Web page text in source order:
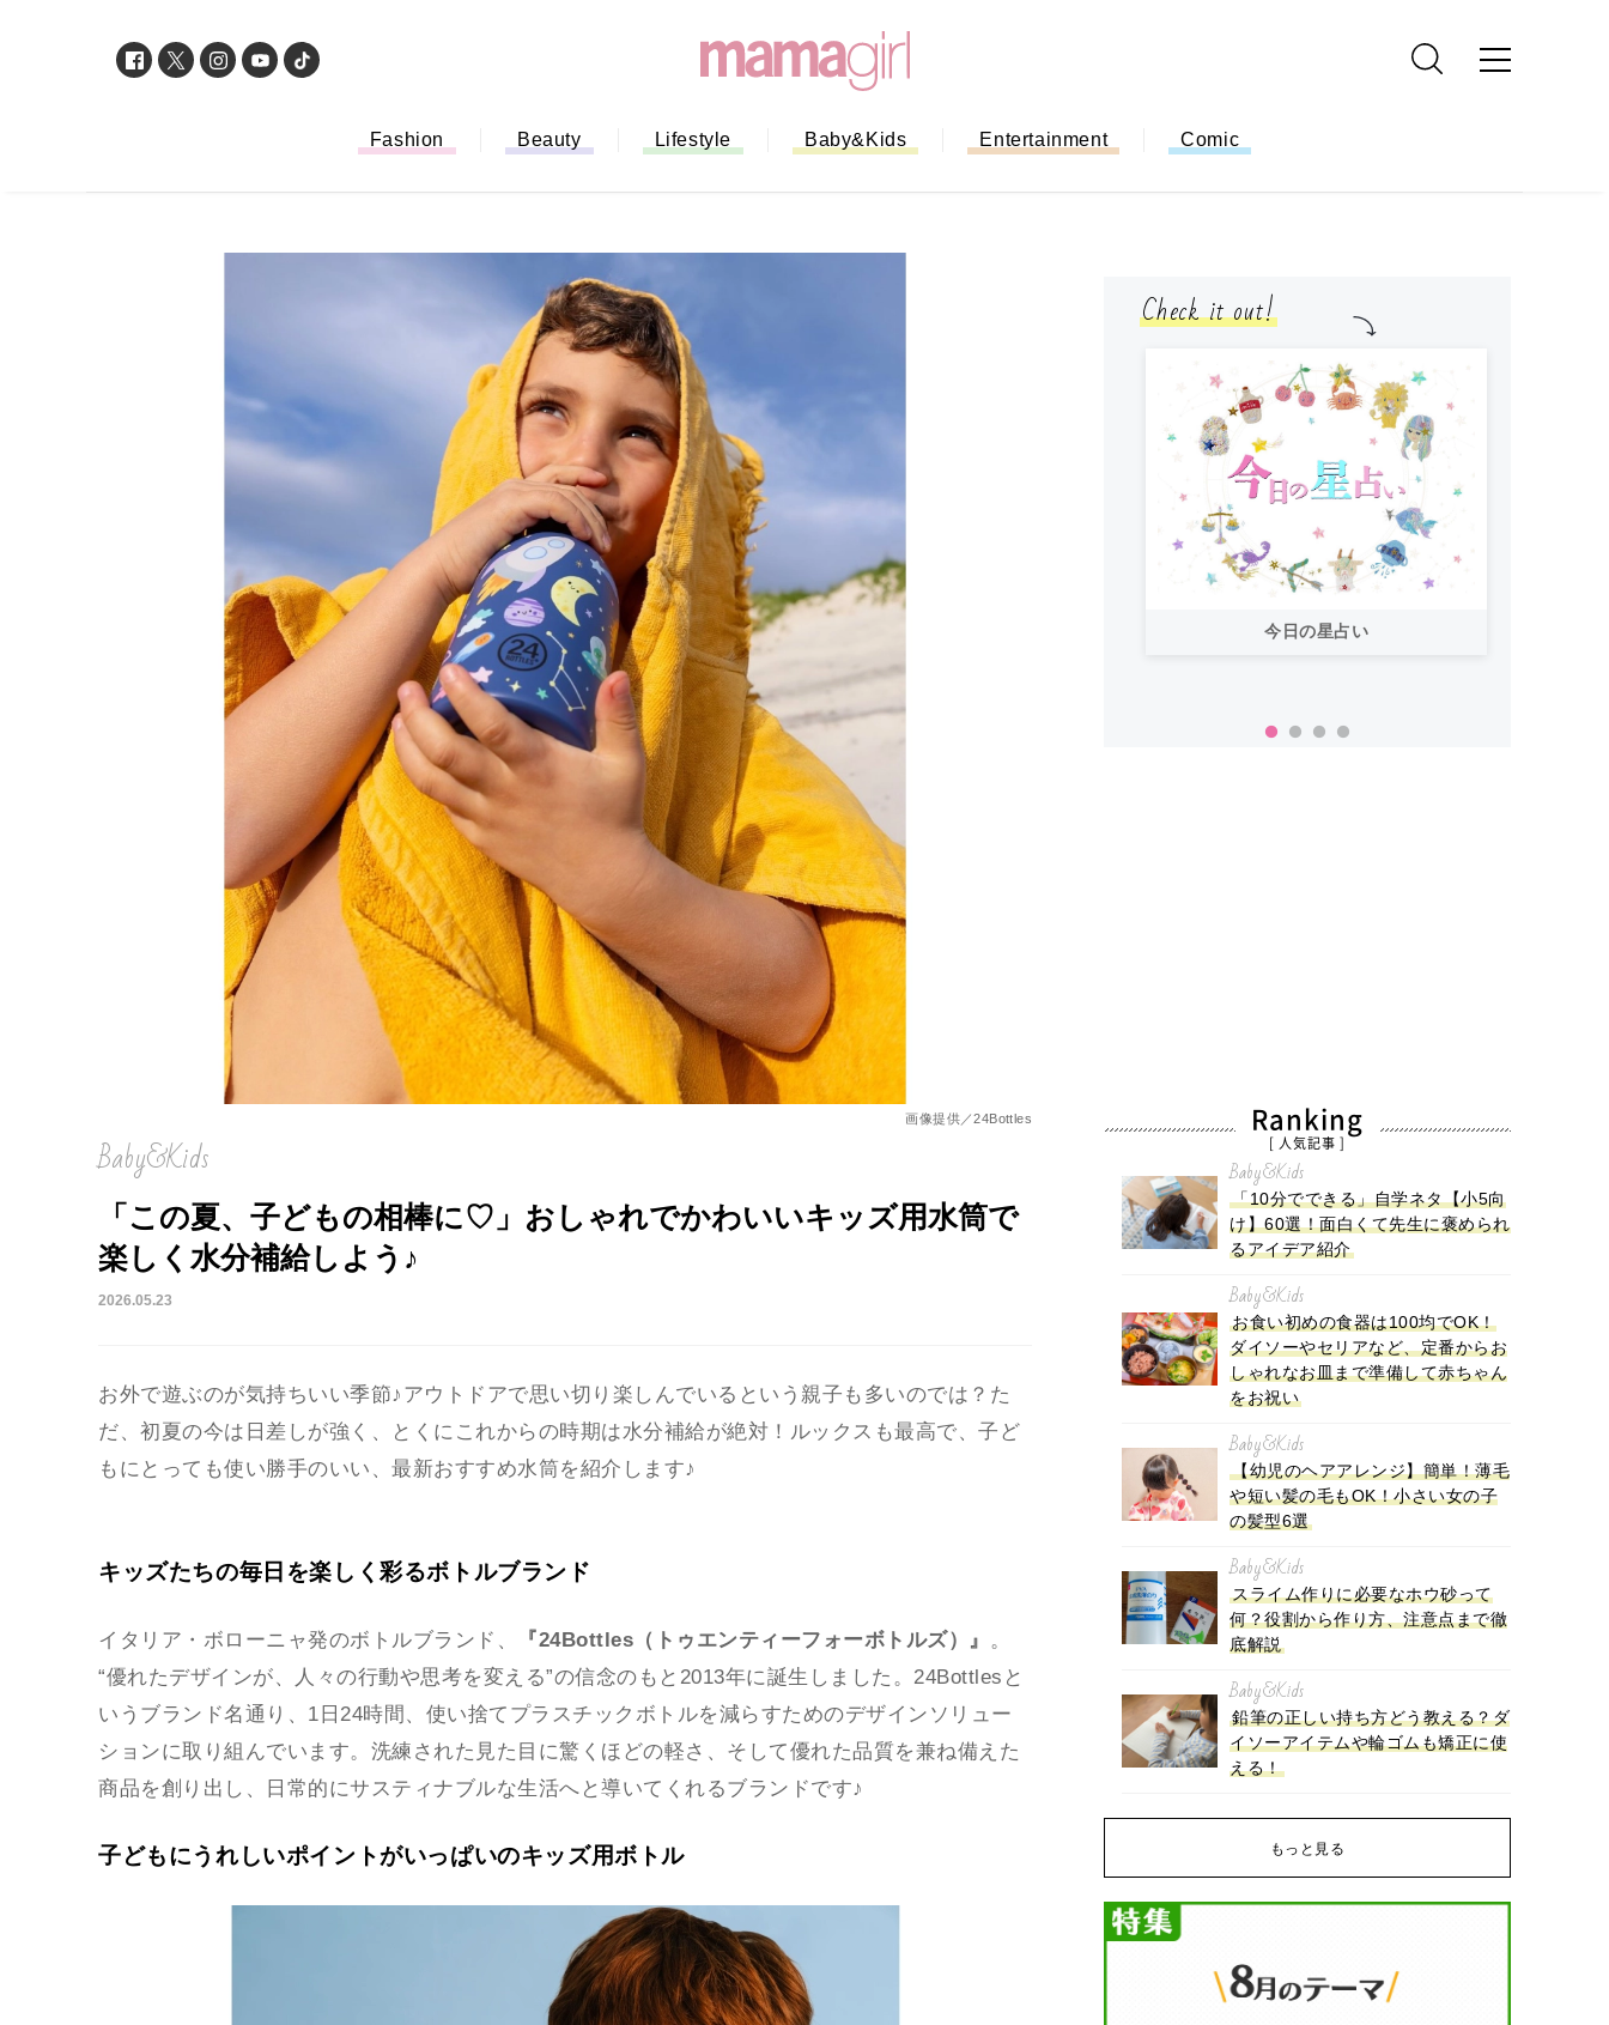
Fashion Beauty Lifestyle Baby&Kids Entertainment Comic
画像提供／24Bottles
Baby&Kids
「この夏、子どもの相棒に♡」おしゃれでかわいいキッズ用水筒で
楽しく水分補給しよう♪
2026.05.23
お外で遊ぶのが気持ちいい季節♪アウトドアで思い切り楽しんでいるという親子も多いのでは？た
だ、初夏の今は日差しが強く、とくにこれからの時期は水分補給が絶対！ルックスも最高で、子ど
もにとっても使い勝手のいい、最新おすすめ水筒を紹介します♪
キッズたちの毎日を楽しく彩るボトルブランド
イタリア・ボローニャ発のボトルブランド、 『24Bottles（トゥエンティーフォーボトルズ）』 。
“優れたデザインが、人々の行動や思考を変える”の信念のもと2013年に誕生しました。24Bottlesと
いうブランド名通り、1日24時間、使い捨てプラスチックボトルを減らすためのデザインソリュー
ションに取り組んでいます。洗練された見た目に驚くほどの軽さ、そして優れた品質を兼ね備えた
商品を創り出し、日常的にサスティナブルな生活へと導いてくれるブランドです♪
子どもにうれしいポイントがいっぱいのキッズ用ボトル
Check it out!
バイルオーダー完全ガイド｜支払い方
今日の星占い
Ranking
[ 人気記事 ]
Baby&Kids
「10分でできる」自学ネタ【小5向
け】60選！面白くて先生に褒められ
るアイデア紹介
Baby&Kids
お食い初めの食器は100均でOK！
ダイソーやセリアなど、定番からお
しゃれなお皿まで準備して赤ちゃん
をお祝い
Baby&Kids
【幼児のヘアアレンジ】簡単！薄毛
や短い髪の毛もOK！小さい女の子
の髪型6選
Baby&Kids
スライム作りに必要なホウ砂って
何？役割から作り方、注意点まで徹
底解説
Baby&Kids
鉛筆の正しい持ち方どう教える？ダ
イソーアイテムや輪ゴムも矯正に使
える！
もっと見る